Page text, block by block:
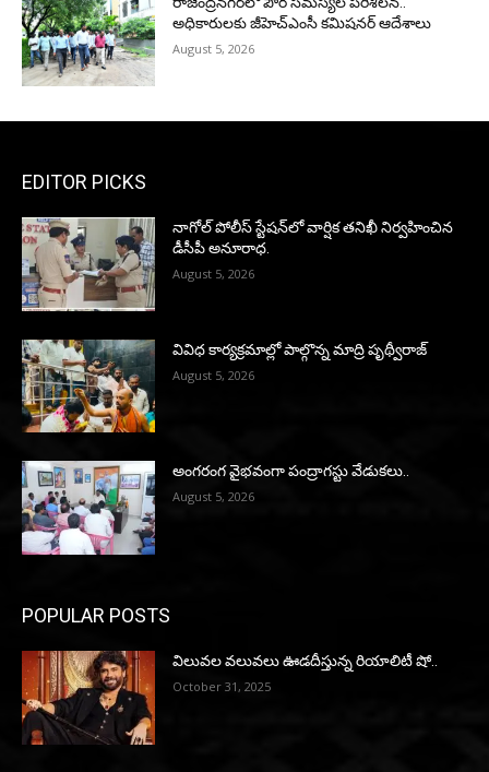
అధికారులకు జీహెచ్‌ఎంసీ కమిషనర్ ఆదేశాలు
August 5, 2026
EDITOR PICKS
నాగోల్ పోలీస్ స్టేషన్‌లో వార్షిక తనిఖీ నిర్వహించిన
డీసీపీ అనూరాధ.
August 5, 2026
వివిధ కార్యక్రమాల్లో పాల్గొన్న మాద్రి పృథ్వీరాజ్
August 5, 2026
అంగరంగ వైభవంగా పంద్రాగస్టు వేడుకలు..
August 5, 2026
POPULAR POSTS
విలువల వలువలు ఊడదీస్తున్న రియాలిటీ షో..
October 31, 2025